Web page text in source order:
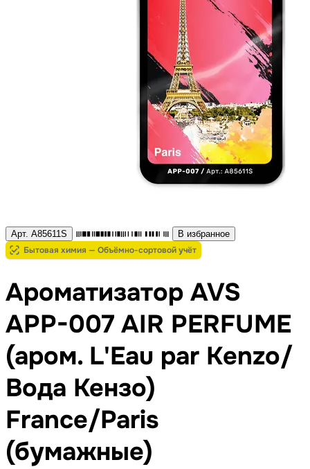
Арт. A85611S В избранное
Бытовая химия — Объёмно-сортовой учёт
Ароматизатор AVS
APP-007 AIR PERFUME
(аром. L'Eau par Kenzo/
Вода Кензо)
France/Paris
(бумажные)